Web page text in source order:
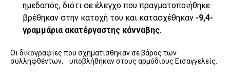
ημεδαπός, διότι σε έλεγχο που πραγματοποιήθηκε
βρέθηκαν στην κατοχή του και κατασχέθηκαν -9,4-
γραμμάρια ακατέργαστης κάνναβης.
Οι δικογραφίες που σχηματίσθηκαν σε βάρος των
συλληφθέντων, υποβλήθηκαν στους αρμόδιους Εισαγγελείς.